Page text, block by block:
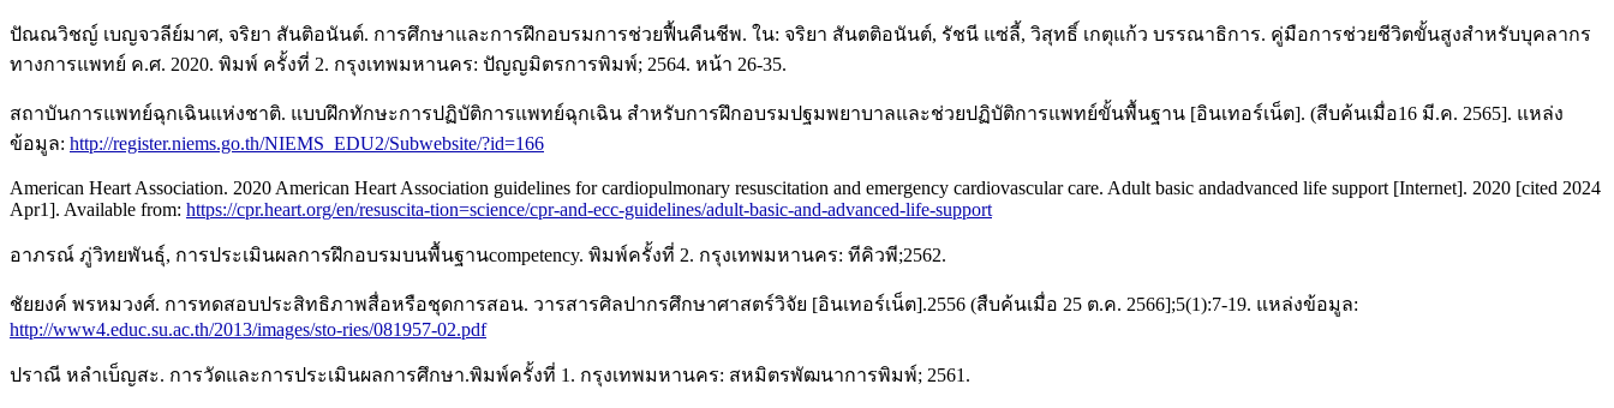
ปัณณวิชญ์ เบญจวลีย์มาศ, จริยา สันติอนันต์. การศึกษาและการฝึกอบรมการช่วยฟื้นคืนชีพ. ใน: จริยา สันตติอนันต์, รัชนี แซ่ลี้, วิสุทธิ์ เกตุแก้ว บรรณาธิการ. คู่มือการช่วยชีวิตขั้นสูงสำหรับบุคลากร
ทางการแพทย์ ค.ศ. 2020. พิมพ์ ครั้งที่ 2. กรุงเทพมหานคร: ปัญญมิตรการพิมพ์; 2564. หน้า 26-35.
สถาบันการแพทย์ฉุกเฉินแห่งชาติ. แบบฝึกทักษะการปฏิบัติการแพทย์ฉุกเฉิน สำหรับการฝึกอบรมปฐมพยาบาลและช่วยปฏิบัติการแพทย์ขั้นพื้นฐาน [อินเทอร์เน็ต]. (สีบค้นเมื่อ16 มี.ค. 2565]. แหล่ง
ข้อมูล: http://register.niems.go.th/NIEMS_EDU2/Subwebsite/?id=166
American Heart Association. 2020 American Heart Association guidelines for cardiopulmonary resuscitation and emergency cardiovascular care. Adult basic andadvanced life support [Internet]. 2020 [cited 2024
Apr1]. Available from: https://cpr.heart.org/en/resuscita-tion=science/cpr-and-ecc-guidelines/adult-basic-and-advanced-life-support
อาภรณ์ ภู่วิทยพันธุ์, การประเมินผลการฝึกอบรมบนพื้นฐานcompetency. พิมพ์ครั้งที่ 2. กรุงเทพมหานคร: ทีคิวพี;2562.
ชัยยงค์ พรหมวงศ์. การทดสอบประสิทธิภาพสื่อหรือชุดการสอน. วารสารศิลปากรศึกษาศาสตร์วิจัย [อินเทอร์เน็ต].2556 (สืบค้นเมื่อ 25 ต.ค. 2566];5(1):7-19. แหล่งข้อมูล:
http://www4.educ.su.ac.th/2013/images/sto-ries/081957-02.pdf
ปราณี หลำเบ็ญสะ. การวัดและการประเมินผลการศึกษา.พิมพ์ครั้งที่ 1. กรุงเทพมหานคร: สหมิตรพัฒนาการพิมพ์; 2561.